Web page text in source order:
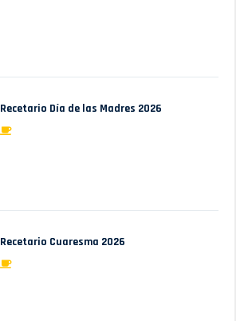
Recetario Día de las Madres 2026
Recetario Cuaresma 2026